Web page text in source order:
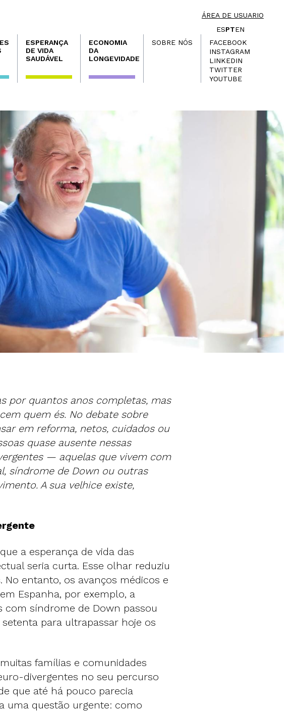
ÁREA DE USUARIO
ESPTEN
ESPERANÇA
DE VIDA
SAUDÁVEL
ECONOMIA
DA
LONGEVIDADE
SOBRE NÓS
FACEBOOK
INSTAGRAM
LINKEDIN
TWITTER
YOUTUBE
por quantos anos completas, mas
quem és. No debate sobre
em reforma, netos, cuidados ou
quase ausente nessas
— aquelas que vivem com
síndrome de Down ou outras
A sua velhice existe,
a esperança de vida das
seria curta. Esse olhar reduziu
entanto, os avanços médicos e
Espanha, por exemplo, a
com síndrome de Down passou
para ultrapassar hoje os
famílias e comunidades
divergentes no seu percurso
que até há pouco parecia
uma questão urgente: como